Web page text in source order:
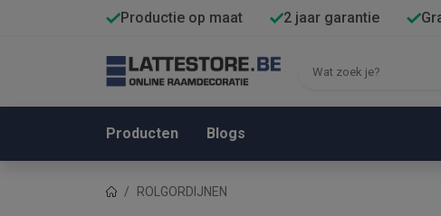
Productie op maat 2 jaar garantie
Producten Blogs
ROLGORDIJNEN